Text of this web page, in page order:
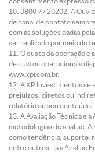
0800 77 20202. A
de canal de contato
com as soluções dadas
ser realizado por meio do
O custo da operação e
de custos operacionais
www.xpi.com.br.
A XP Investimentos se
prejuízos, diretos ou
relatório ou seu conteúdo.
A Avaliação Técnica e
metodologias de análise.
como tendência, suporte,
entre outros. Já a Análise